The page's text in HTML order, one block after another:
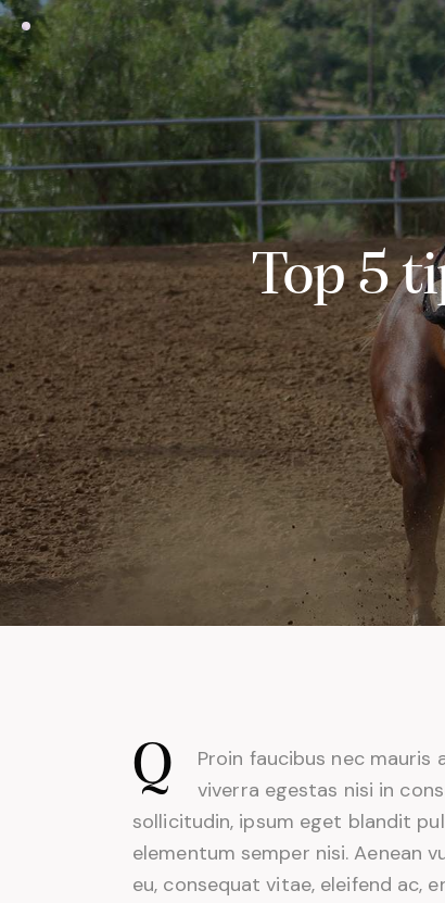
Top 5
Q
Proin faucibus nec mauris
viverra egestas nisi in
sollicitudin, ipsum eget blandit
elementum semper nisi. Aenean
eu, consequat vitae, eleifend ac,